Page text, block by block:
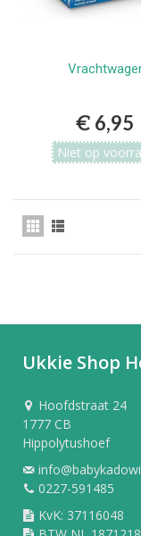
€ 6,95
Niet op
Ukkie Shop
Hoofdstraat 24
1777 CB
Hippolytushoef
0227-591485
KvK: 37116048